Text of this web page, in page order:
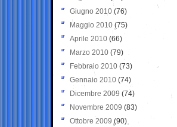
Giugno 2010 (76)
Maggio 2010 (75)
Aprile 2010 (66)
Marzo 2010 (79)
Febbraio 2010 (73)
Gennaio 2010 (74)
Dicembre 2009 (74)
Novembre 2009 (83)
Ottobre 2009 (90)